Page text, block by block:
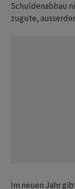
Schuldenabbau
zugute,
Im neuen Jahr